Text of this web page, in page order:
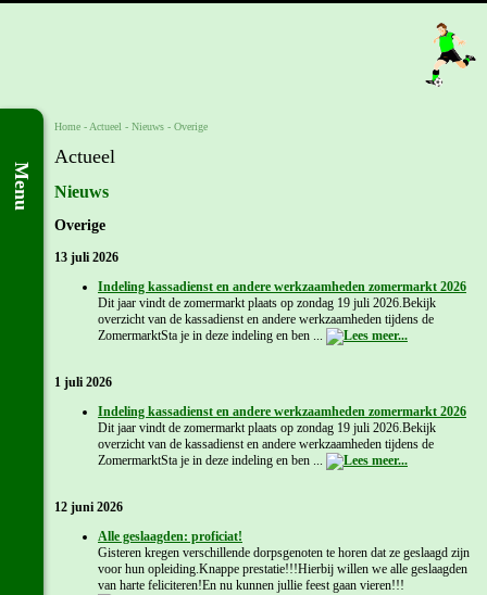
Menu
Home - Actueel - Nieuws - Overige
Actueel
Nieuws
Overige
13 juli 2026
Indeling kassadienst en andere werkzaamheden zomermarkt 2026
Dit jaar vindt de zomermarkt plaats op zondag 19 juli 2026.Bekijk
overzicht van de kassadienst en andere werkzaamheden tijdens de
ZomermarktSta je in deze indeling en ben ...
1 juli 2026
Indeling kassadienst en andere werkzaamheden zomermarkt 2026
Dit jaar vindt de zomermarkt plaats op zondag 19 juli 2026.Bekijk
overzicht van de kassadienst en andere werkzaamheden tijdens de
ZomermarktSta je in deze indeling en ben ...
12 juni 2026
Alle geslaagden: proficiat!
Gisteren kregen verschillende dorpsgenoten te horen dat ze geslaagd zijn
voor hun opleiding.Knappe prestatie!!!Hierbij willen we alle geslaagden
van harte feliciteren!En nu kunnen jullie feest gaan vieren!!!